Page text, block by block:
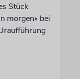
Stück
morgen« bei